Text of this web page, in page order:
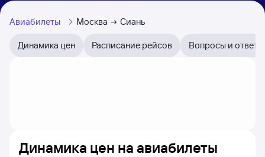
Авиабилеты Москва Сиань
Динамика цен Расписание рейсов Вопросы и ответы
Динамика цен на авиабилеты